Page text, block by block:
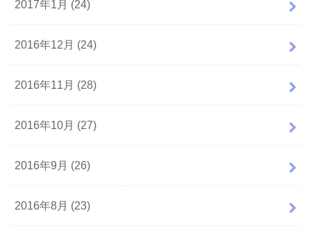
2017年1月 (24)
2016年12月 (24)
2016年11月 (28)
2016年10月 (27)
2016年9月 (26)
2016年8月 (23)